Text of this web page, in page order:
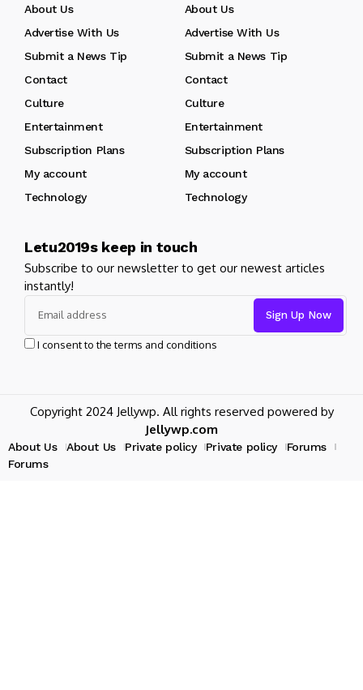
About Us
About Us
Advertise With Us
Advertise With Us
Submit a News Tip
Submit a News Tip
Contact
Contact
Culture
Culture
Entertainment
Entertainment
Subscription Plans
Subscription Plans
My account
My account
Technology
Technology
Letu2019s keep in touch
Subscribe to our newsletter to get our newest articles
instantly!
I consent to the terms and conditions
Copyright 2024 Jellywp. All rights reserved powered by
Jellywp.com
About Us About Us Private policy Private policy
Forums
Forums